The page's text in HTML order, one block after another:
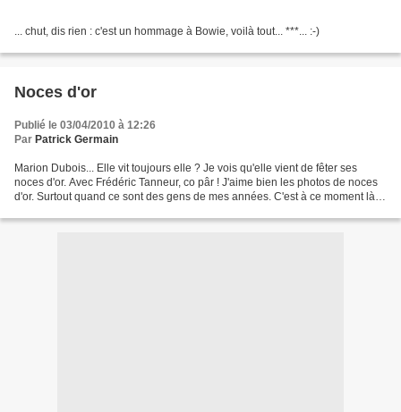
... chut, dis rien : c'est un hommage à Bowie, voilà tout... ***... :-)
Noces d'or
Publié le 03/04/2010 à 12:26
Par Patrick Germain
Marion Dubois... Elle vit toujours elle ? Je vois qu'elle vient de fêter ses
noces d'or. Avec Frédéric Tanneur, co pâr ! J'aime bien les photos de noces
d'or. Surtout quand ce sont des gens de mes années. C'est à ce moment là